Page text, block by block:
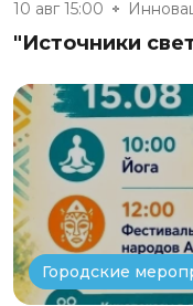
10 авг 15:00
"Источники
Городские